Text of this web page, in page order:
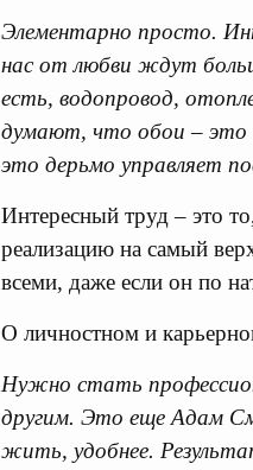
Элементарно просто.
нас от любви ждут
есть, водопровод,
думают, что обои – это
это дерьмо управляет
Интересный труд – это
реализацию на самый
всеми, даже если он по
О личностном и
Нужно стать
другим. Это еще Адам
жить, удобнее.